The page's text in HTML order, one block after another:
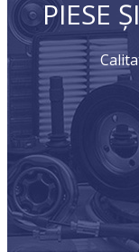
PIESE